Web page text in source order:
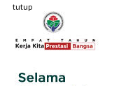
tutup